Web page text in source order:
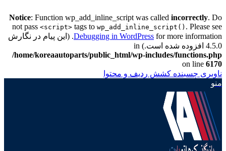
Notice: Function wp_add_inline_script was called incorrectly. Do
not pass <script> tags to wp_add_inline_script() . Please see
Debugging in WordPressfor more information. (این پیام در نگارش
4.5.0 افزوده شده است.) in
/home/koreaautoparts/public_html/wp-includes/functions.php
on line 6170
ناوبری چسبنده کشش ردیف و محتوا
منو